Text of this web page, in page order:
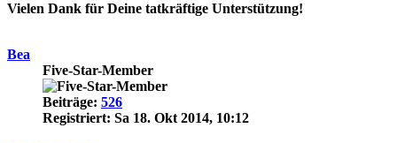
Vielen Dank für Deine tatkräftige Unterstützung!
Bea
Five-Star-Member
Beiträge: 526
Registriert: Sa 18. Okt 2014, 10:12